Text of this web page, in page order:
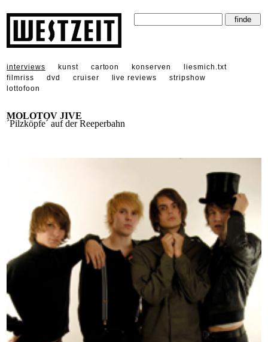
interviews kunst cartoon konserven
liesmich.txt
filmriss
dvd cruiser live reviews
stripshow
lottofoon
MOLOTOV JIVE
´Pilzköpfe´ auf der Reeperbahn